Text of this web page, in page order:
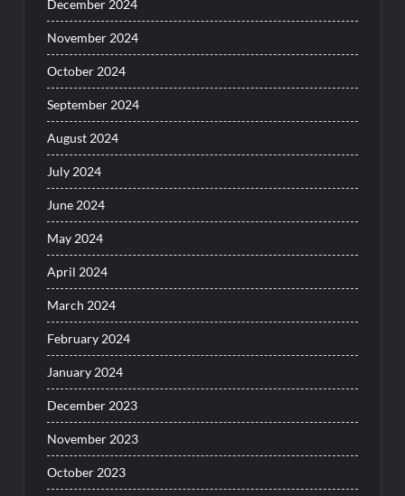
December 2024
November 2024
October 2024
September 2024
August 2024
July 2024
June 2024
May 2024
April 2024
March 2024
February 2024
January 2024
December 2023
November 2023
October 2023